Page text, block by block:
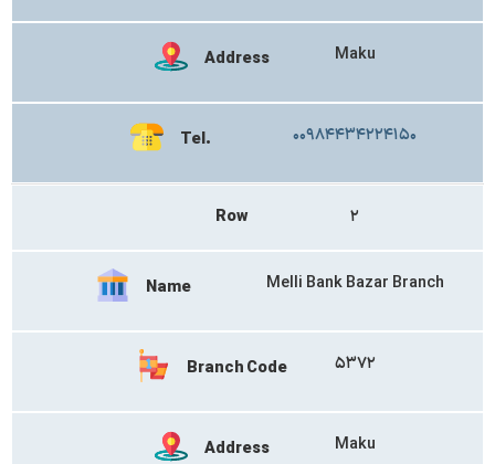
Address Maku
Tel. ۰۰۹۸۴۴۳۴۲۲۴۱۵۰
Row ۲
Name Melli Bank Bazar Branch
Branch Code ۵۳۷۲
Address Maku